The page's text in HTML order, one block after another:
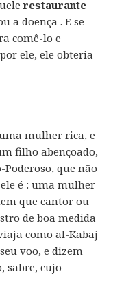
restaurante
a doença . E se
comê-lo e
ele, ele obteria
mulher rica, e
filho abençoado,
que não
é : uma mulher
que cantor ou
de boa medida
como al-Kabaj
voo, e dizem
sabre, cujo